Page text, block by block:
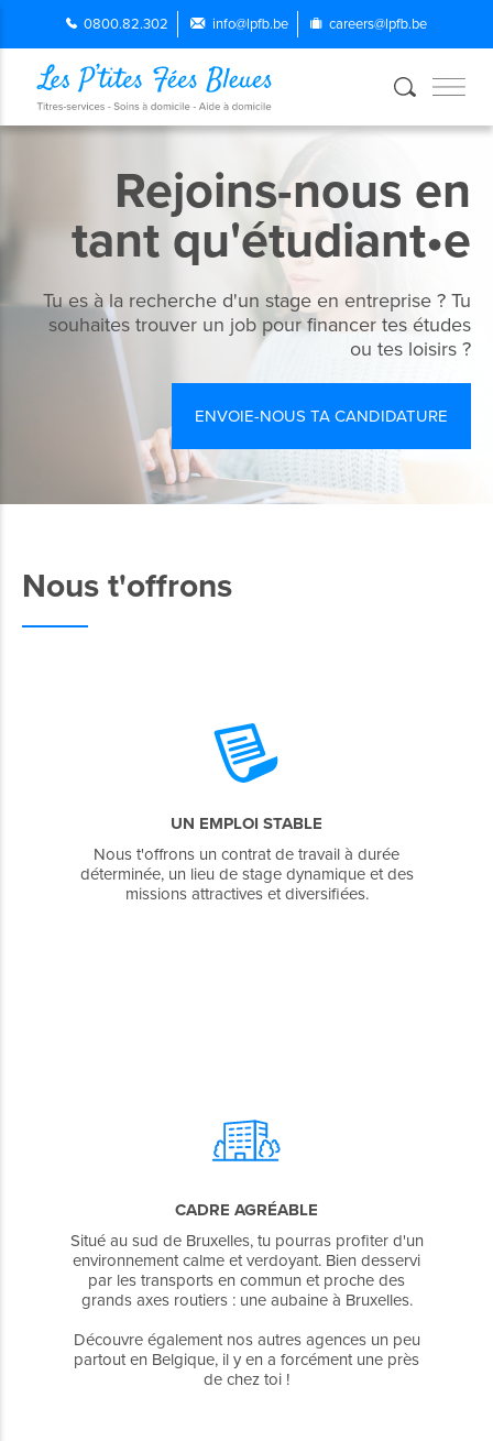
0800.82.302 info@lpfb.be careers@lpfb.be
Rejoins-nous en
tant qu'étudiant•e
Tu es à la recherche d'un stage en entreprise ? Tu
souhaites trouver un job pour financer tes études
ou tes loisirs ?
ENVOIE-NOUS TA CANDIDATURE
Nous t'offrons
UN EMPLOI STABLE
Nous t'offrons un contrat de travail à durée
déterminée, un lieu de stage dynamique et des
missions attractives et diversifiées.
CADRE AGRÉABLE
Situé au sud de Bruxelles, tu pourras profiter d'un
environnement calme et verdoyant. Bien desservi
par les transports en commun et proche des
grands axes routiers : une aubaine à Bruxelles.
Découvre également nos autres agences un peu
partout en Belgique, il y en a forcément une près
de chez toi !